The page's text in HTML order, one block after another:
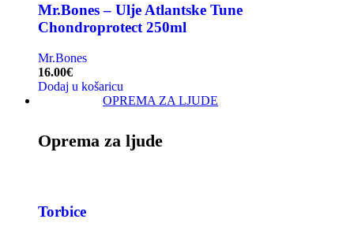
Mr.Bones – Ulje Atlantske Tune
Chondroprotect 250ml
Mr.Bones
16.00€
Dodaj u košaricu
OPREMA ZA LJUDE
Oprema za ljude
Torbice